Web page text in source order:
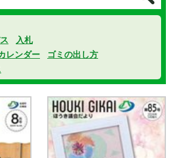
入札
レンダー
ゴミの出し方